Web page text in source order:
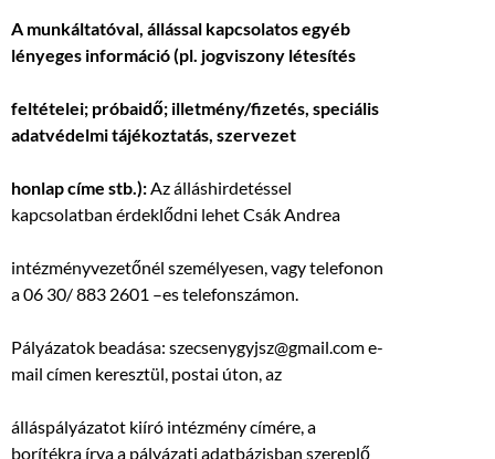
A munkáltatóval, állással kapcsolatos egyéb
lényeges információ (pl. jogviszony létesítés
feltételei; próbaidő; illetmény/fizetés, speciális
adatvédelmi tájékoztatás, szervezet
honlap címe stb.):Az álláshirdetéssel
kapcsolatban érdeklődni lehet Csák Andrea
intézményvezetőnél személyesen, vagy telefonon
a 06 30/ 883 2601 –es telefonszámon.
Pályázatok beadása: szecsenygyjsz@gmail.com e-
mail címen keresztül, postai úton, az
álláspályázatot kiíró intézmény címére, a
borítékra írva a pályázati adatbázisban szereplő